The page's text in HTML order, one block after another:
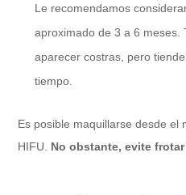
Le recomendamos
aproximado de 3 a 6 meses.
aparecer costras, pero
tiempo.
Es posible maquillarse desde el
HIFU. No obstante, evite